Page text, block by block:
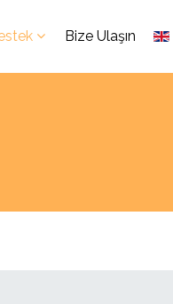
Bize Ulaşın